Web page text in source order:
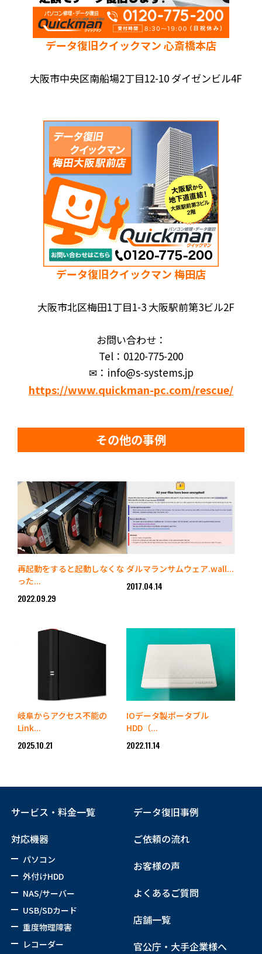
データ復旧クイックマン 心斎橋本店
大阪市中央区南船場2丁目12-10 ダイゼンビル4F
データ復旧クイックマン 梅田店
大阪市北区梅田1丁目1-3 大阪駅前第3ビル2F
お問い合わせ：
Tel：0120-775-200
✉：info@s-systems.jp
https://www.quickman-pc.com/rescue/
その他の事例
再起動をすると起動しなくな
った...
2022.09.29
ダルマランサムウェア.wall...
2017.04.14
岐阜からアクセス不能の
Link...
2025.10.21
IOデータ製ポータブル
HDD（...
2022.11.14
サービス・料金一覧
対応機器
パソコン
外付けHDD
NAS/サーバー
USB/SDカード
重度物理障害
レコーダー
データ復旧事例
ご依頼の流れ
お客様の声
よくあるご質問
店舗一覧
官公庁・大手企業様へ